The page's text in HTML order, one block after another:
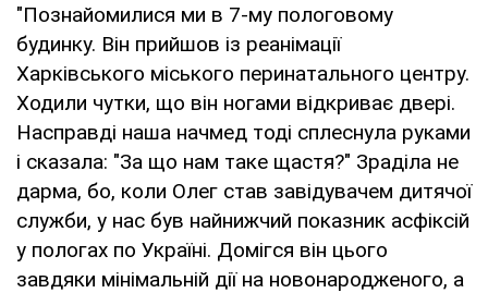
"Познайомилися ми в 7-му пологовому
будинку. Він прийшов із реанімації
Харківського міського перинатального центру.
Ходили чутки, що він ногами відкриває двері.
Насправді наша начмед тоді сплеснула руками
і сказала: "За що нам таке щастя?" Зраділа не
дарма, бо, коли Олег став завідувачем дитячої
служби, у нас був найнижчий показник асфіксій
у пологах по Україні. Домігся він цього
завдяки мінімальній дії на новонародженого, а